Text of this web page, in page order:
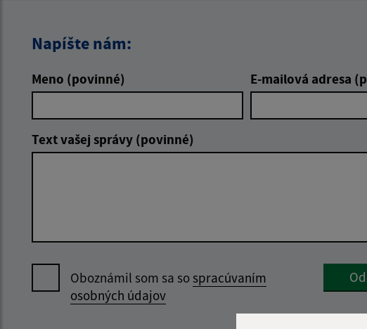
Napíšte nám:
Meno (povinné) E-mailová adresa
Text vašej správy (povinné)
Oboznámil som sa sospracúvaním
osobných údajov
Google